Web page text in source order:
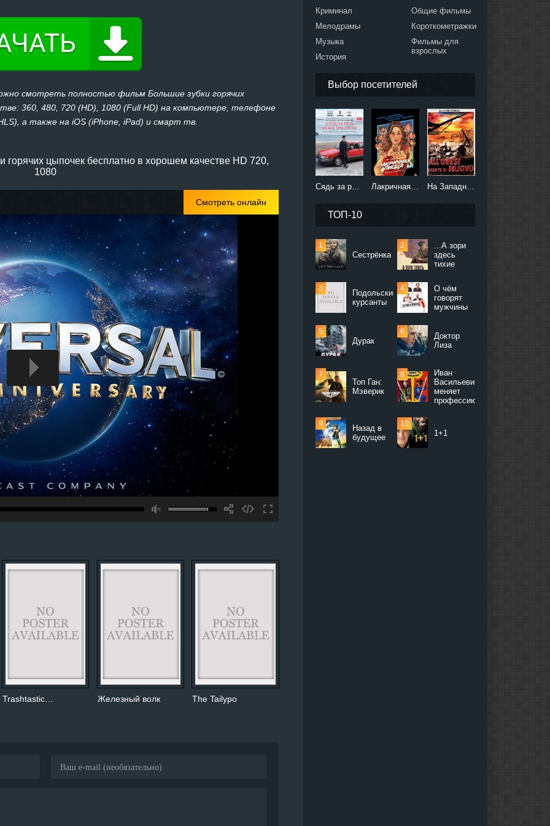
смотреть полностью фильм Большие зубки горячих
360, 480, 720 (HD), 1080 (Full HD) на компьютере, телефоне
а также на iOS (iPhone, iPad) и смарт тв.
цыпочек бесплатно в хорошем качестве HD 720,
1080
Смотреть онлайн
Trashtastic… Железный волк The Tailypo
Криминал
Мелодрамы
Музыка
История
Общие фильмы
Короткометражки
Фильмы для
взрослых
Выбор посетителей
Сядь за руль моей машины (2021) Лакричная пицца (2021) На Западном фронте без перемен (2022)
ТОП-10
Сестрёнка
...А зори
здесь
тихие
Подольские
курсанты
О чём
говорят
мужчины
Дурак
Доктор
Лиза
Топ Ган:
Мэверик
Иван
Васильевич
меняет
профессию
Назад в
будущее
1+1